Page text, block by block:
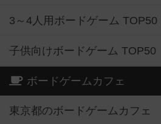
3～4人用ボードゲーム TOP50
子供向けボードゲーム TOP50
ボードゲームカフェ
東京都のボードゲームカフェ